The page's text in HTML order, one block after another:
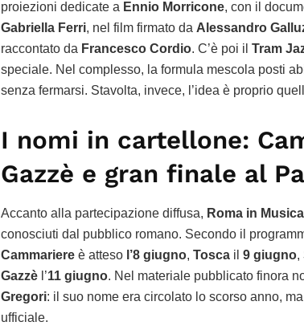
proiezioni dedicate a Ennio Morricone, con il
Gabriella Ferri, nel film firmato da Alessandro
raccontato da Francesco Cordio. C’è poi il Tram
speciale. Nel complesso, la formula mescola posti
senza fermarsi. Stavolta, invece, l’idea è proprio
I nomi in cartellone:
Gazzè e gran finale al
Accanto alla partecipazione diffusa, Roma in Musica
conosciuti dal pubblico romano. Secondo il
Cammariere è atteso l’8 giugno, Tosca il 9 giugno,
Gazzè l’11 giugno. Nel materiale pubblicato finora
Gregori: il suo nome era circolato lo scorso anno,
ufficiale.